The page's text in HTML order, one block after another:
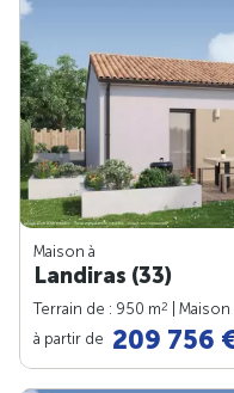
Maison à
Landiras (33)
Terrain de : 950 m2 |
à partir de 209 756